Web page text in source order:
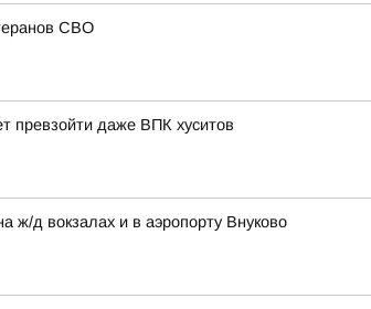
СВО
превзойти даже ВПК хуситов
ж/д вокзалах и в аэропорту Внуково